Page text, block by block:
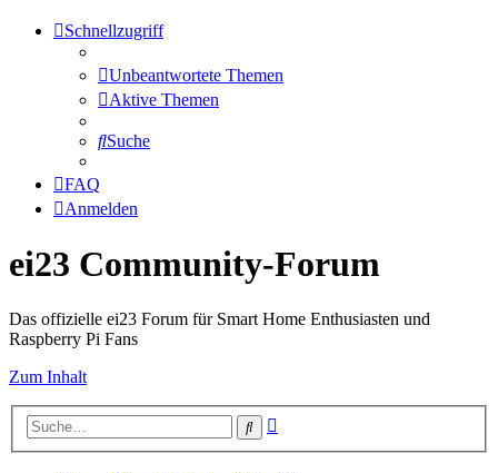
Schnellzugriff
Unbeantwortete Themen
Aktive Themen
Suche
FAQ
Anmelden
ei23 Community-Forum
Das offizielle ei23 Forum für Smart Home Enthusiasten und
Raspberry Pi Fans
Zum Inhalt
Suche